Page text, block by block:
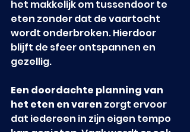
het makkelijk om tussendoor te
eten zonder dat de vaartocht
wordt onderbroken. Hierdoor
blijft de sfeer ontspannen en
gezellig.
Een doordachte planning van
het eten en varen zorgt ervoor
dat iedereen in zijn eigen tempo